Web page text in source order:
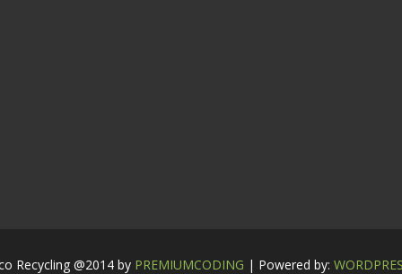
Recycling @2014 by PREMIUMCODING | Powered by: